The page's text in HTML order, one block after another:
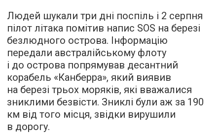
Людей шукали три дні поспіль і 2 серпня
пілот літака помітив напис SOS на березі
безлюдного острова. Інформацію
передали австралійському флоту
і до острова попрямував десантний
корабель «Канберра», який виявив
на березі трьох моряків, які вважалися
зниклими безвісти. Зниклі були аж за 190
км від того місця, звідки вирушили
в дорогу.